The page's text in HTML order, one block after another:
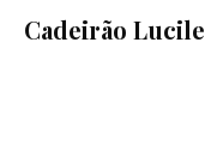
Cadeirão Lucile